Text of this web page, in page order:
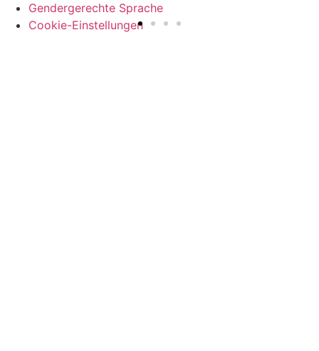
Gendergerechte Sprache
Cookie-Einstellungen